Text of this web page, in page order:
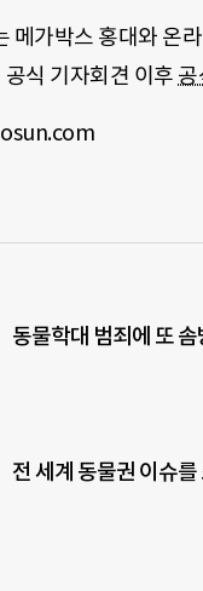
메가박스 홍대와 온
식 기자회견 이후 공
동물학대 범죄에 또
전 세계 동물권 이슈